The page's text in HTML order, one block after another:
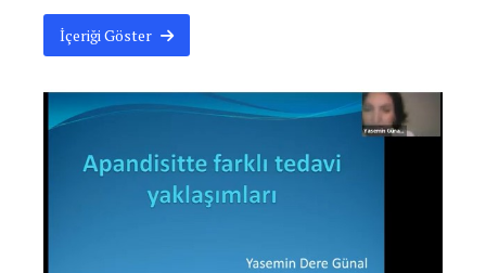
İçeriği Göster